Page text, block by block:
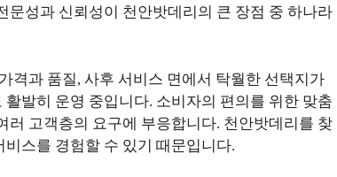
문성과 신뢰성이 천안밧데리의 큰 장점 중 하나라
격과 품질, 사후 서비스 면에서 탁월한 선택지가
발히 운영 중입니다. 소비자의 편의를 위한 맞춤
러 고객층의 요구에 부응합니다. 천안밧데리를 찾
스를 경험할 수 있기 때문입니다.